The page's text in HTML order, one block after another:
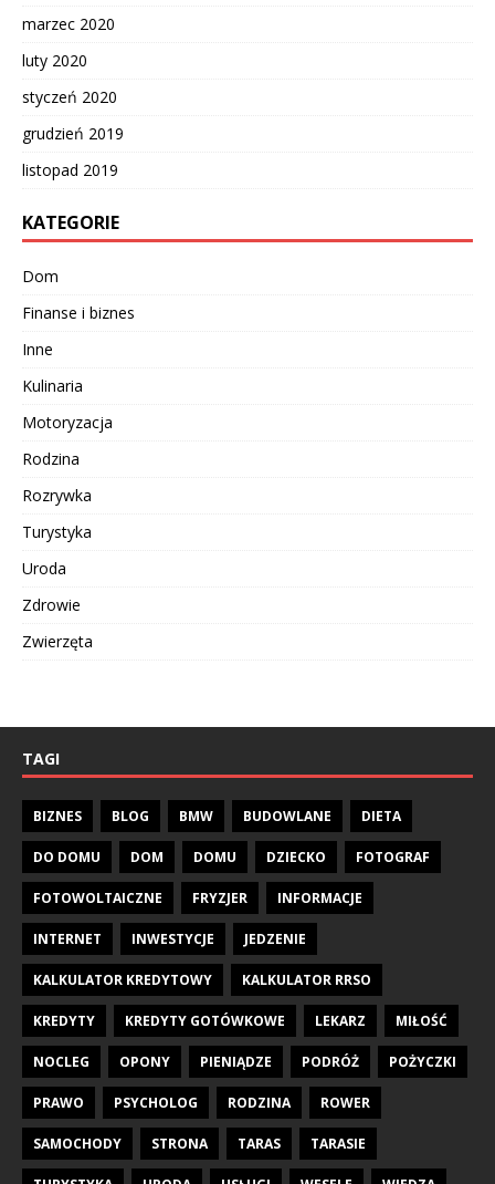
marzec 2020
luty 2020
styczeń 2020
grudzień 2019
listopad 2019
KATEGORIE
Dom
Finanse i biznes
Inne
Kulinaria
Motoryzacja
Rodzina
Rozrywka
Turystyka
Uroda
Zdrowie
Zwierzęta
TAGI
BIZNES BLOG BMW BUDOWLANE DIETA
DO DOMU DOM DOMU DZIECKO FOTOGRAF
FOTOWOLTAICZNE FRYZJER INFORMACJE
INTERNET INWESTYCJE JEDZENIE
KALKULATOR KREDYTOWY KALKULATOR RRSO
KREDYTY KREDYTY GOTÓWKOWE LEKARZ MIŁOŚĆ
NOCLEG OPONY PIENIĄDZE PODRÓŻ POŻYCZKI
PRAWO PSYCHOLOG RODZINA ROWER
SAMOCHODY STRONA TARAS TARASIE